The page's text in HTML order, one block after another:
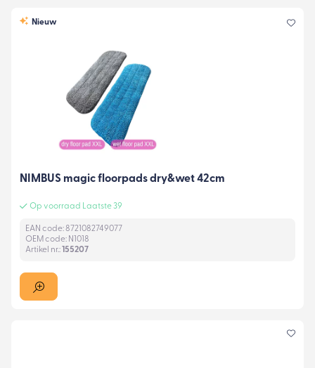
Nieuw
NIMBUS magic floorpads dry&wet 42cm
Op voorraad Laatste 39
EAN code: 8721082749077
OEM code: N1018
Artikel nr.:155207